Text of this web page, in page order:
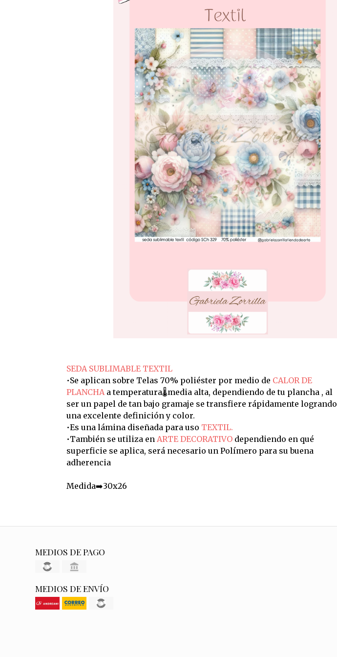
SEDA SUBLIMABLE TEXTIL
•Se aplican sobre Telas 70% poliéster por medio de CALOR DE
PLANCHA a temperatura🌡️media alta, dependiendo de tu plancha , al
ser un papel de tan bajo gramaje se transfiere rápidamente logrando
una excelente definición y color.
•Es una lámina diseñada para uso TEXTIL.
•También se utiliza en ARTE DECORATIVO dependiendo en qué
superficie se aplica, será necesario un Polímero para su buena
adherencia
Medida➡️30x26
MEDIOS DE PAGO
MEDIOS DE ENVÍO